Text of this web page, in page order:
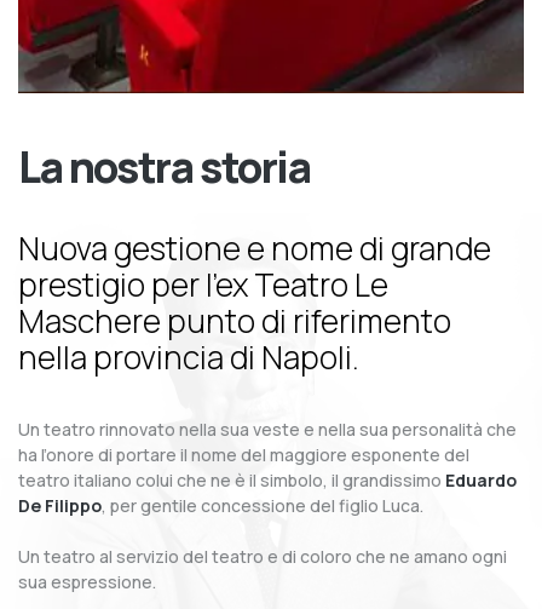
La nostra storia
Nuova gestione e nome di grande
prestigio per l’ex Teatro Le
Maschere punto di riferimento
nella provincia di Napoli.
Un teatro rinnovato nella sua veste e nella sua personalità che
ha l’onore di portare il nome del maggiore esponente del
teatro italiano colui che ne è il simbolo, il grandissimo Eduardo
De Filippo, per gentile concessione del figlio Luca.
Un teatro al servizio del teatro e di coloro che ne amano ogni
sua espressione.